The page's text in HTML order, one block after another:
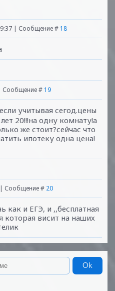
| Сообщение # 18
| Сообщение # 19
учитывая сегод.цены
20!!!на одну комнату!а
же стоит?сейчас что
ипотеку одна цена!
| Сообщение # 20
как и ЕГЭ, и ,,бесплатная
которая висит на наших